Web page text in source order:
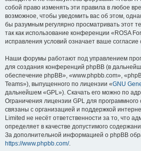
собой право изменять эти правила в любое
возможное, чтобы уведомить вас об этом,
бы разумным регулярно просматривать этот
так как использование конференции «ROSA
исправления условий означает ваше согласие
Наши форумы работают под управлением
для создания конференций phpBB (в
обеспечение phpBB», «www.phpbb.com»,
Teams»), выпущенного по лицензии «GNU
дальнейшем «GPL»). Скачать его можно по
Ограничения лицензии GPL для программного
связаны с организацией и поддержкой
Limited не несёт ответственности за то, что
определяет в качестве допустимого
За дополнительной информацией о phpBB
https://www.phpbb.com/.